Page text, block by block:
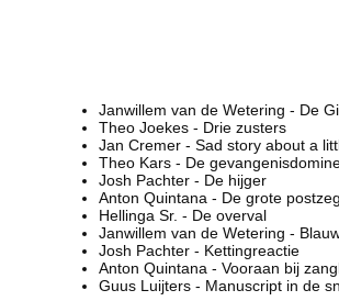
Janwillem van de Wetering - De
Theo Joekes - Drie zusters
Jan Cremer - Sad story about a
Theo Kars - De
Josh Pachter - De hijger
Anton Quintana - De grote
Hellinga Sr. - De overval
Janwillem van de Wetering -
Josh Pachter - Kettingreactie
Anton Quintana - Vooraan bij
Guus Luijters - Manuscript in de